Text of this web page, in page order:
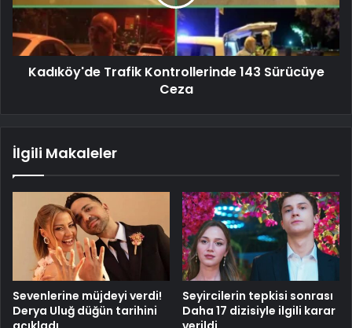
Kadıköy'de Trafik Kontrollerinde 143 Sürücüye
Ceza
İlgili Makaleler
Sevenlerine müjdeyi verdi!
Derya Uluğ düğün tarihini
Seyircilerin tepkisi sonrası
Daha 17 dizisiyle ilgili karar